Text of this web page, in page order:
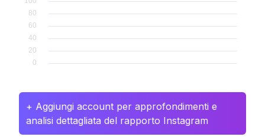
+ Aggiungi account per approfondimenti e
analisi dettagliata del rapporto Instagram